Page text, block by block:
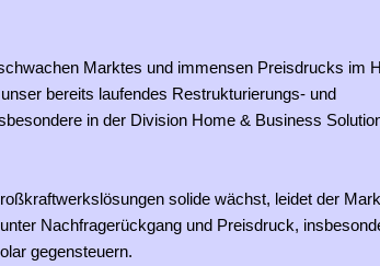
Marktes und immensen Preisdrucks im
bereits laufendes Restrukturierungs- und
in der Division Home & Business
solide wächst, leidet der
Nachfragerückgang und Preisdruck,
gegensteuern.